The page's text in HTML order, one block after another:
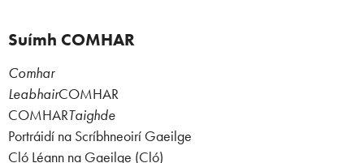
Suímh COMHAR
Comhar
LeabhairCOMHAR
COMHARTaighde
Portráidí na Scríbhneoirí Gaeilge
Cló Léann na Gaeilge (Cló)